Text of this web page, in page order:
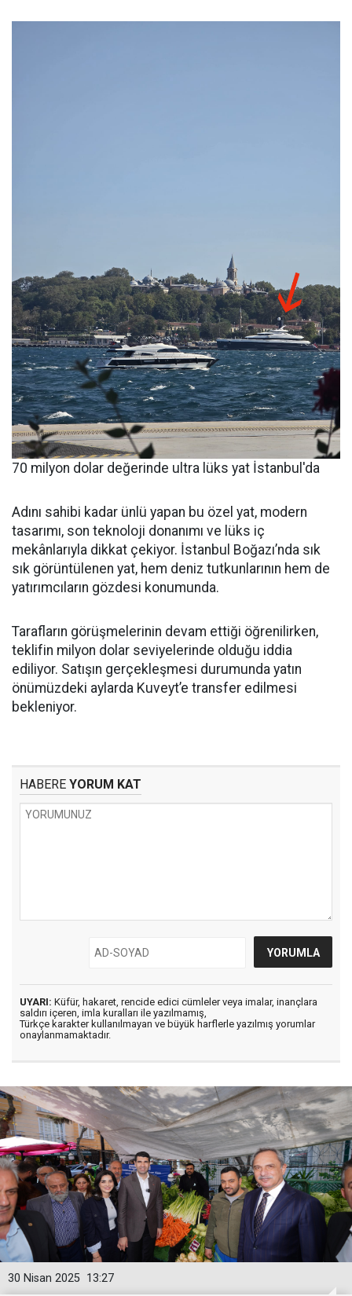
70 milyon dolar değerinde ultra lüks yat İstanbul'da
Adını sahibi kadar ünlü yapan bu özel yat, modern
tasarımı, son teknoloji donanımı ve lüks iç
mekânlarıyla dikkat çekiyor. İstanbul Boğazı’nda sık
sık görüntülenen yat, hem deniz tutkunlarının hem de
yatırımcıların gözdesi konumunda.
Tarafların görüşmelerinin devam ettiği öğrenilirken,
teklifin milyon dolar seviyelerinde olduğu iddia
ediliyor. Satışın gerçekleşmesi durumunda yatın
önümüzdeki aylarda Kuveyt’e transfer edilmesi
bekleniyor.
HABERE YORUM KAT
UYARI: Küfür, hakaret, rencide edici cümleler veya imalar, inançlara
saldırı içeren, imla kuralları ile yazılmamış,
Türkçe karakter kullanılmayan ve büyük harflerle yazılmış yorumlar
onaylanmamaktadır.
13:27
30 Nisan 2025